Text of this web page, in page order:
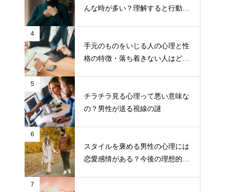
んな時が多い？理解すると行動し
4
手元のものをいじる人の心理と性
格の特徴・落ち着きない人はどう
5
チラチラ見る心理って悪い意味な
の？男性が送る視線の謎
6
スタイルを褒める男性の心理には
恋愛感情がある？今後の理想的な
7